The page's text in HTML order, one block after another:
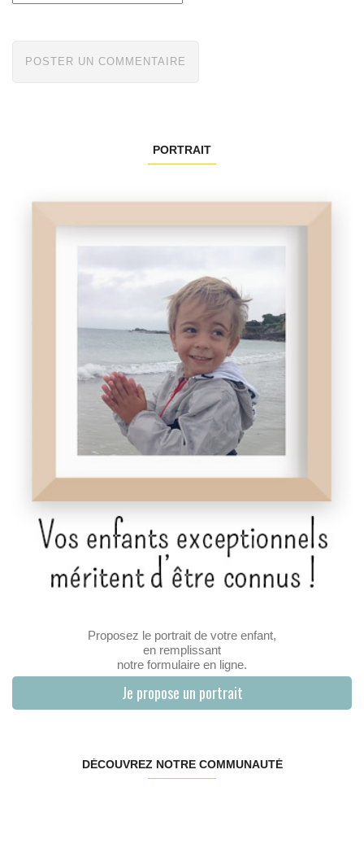
PORTRAIT
Proposez le portrait de votre enfant,
en remplissant
notre formulaire en ligne.
Je propose un portrait
DÉCOUVREZ NOTRE COMMUNAUTÉ